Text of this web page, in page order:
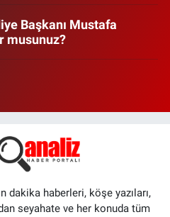
Başkanı Mustafa
musunuz?
dakika haberleri, köşe yazıları,
seyahate ve her konuda tüm